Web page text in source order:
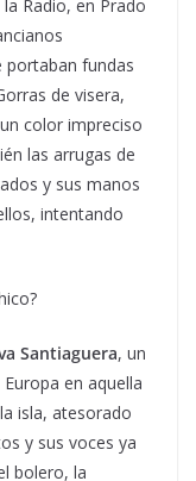
Radio, en Prado
fundas
de visera,
color impreciso
las arrugas de
y sus manos
intentando
Santiaguera, un
en aquella
isla, atesorado
y sus voces ya
bolero, la